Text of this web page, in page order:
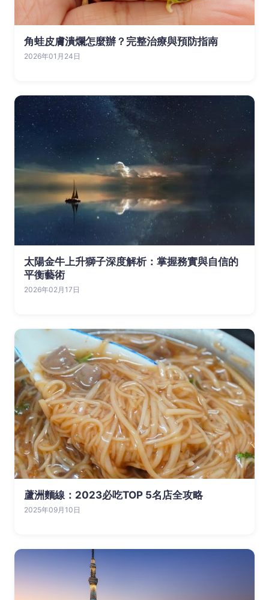
角蛙皮膚潰爛怎麼辦？完整治療與預防指南
2026年01月24日
太陽金牛上升獅子深度解析：掌握務實與自信的
平衡藝術
2026年02月17日
蘆洲麵線：2023必吃TOP 5名店全攻略
2025年09月10日